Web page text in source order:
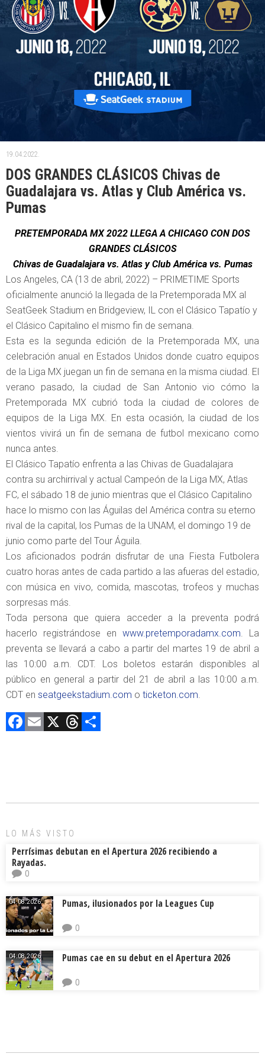
19.04.2022.
DOS GRANDES CLÁSICOS Chivas de
Guadalajara vs. Atlas y Club América vs.
Pumas
PRETEMPORADA MX 2022 LLEGA A CHICAGO CON DOS
GRANDES CLÁSICOS
Chivas de Guadalajara vs. Atlas y Club América vs. Pumas
Los Angeles, CA (13 de abril, 2022) – PRIMETIME Sports
oficialmente anunció la llegada de la Pretemporada MX al
SeatGeek Stadium en Bridgeview, IL con el Clásico Tapatío y
el Clásico Capitalino el mismo fin de semana.
Esta es la segunda edición de la Pretemporada MX, una
celebración anual en Estados Unidos donde cuatro equipos
de la Liga MX juegan un fin de semana en la misma ciudad. El
verano pasado, la ciudad de San Antonio vio cómo la
Pretemporada MX cubrió toda la ciudad de colores de
equipos de la Liga MX. En esta ocasión, la ciudad de los
vientos vivirá un fin de semana de futbol mexicano como
nunca antes.
El Clásico Tapatío enfrenta a las Chivas de Guadalajara
contra su archirrival y actual Campeón de la Liga MX, Atlas
FC, el sábado 18 de junio mientras que el Clásico Capitalino
hace lo mismo con las Águilas del América contra su eterno
rival de la capital, los Pumas de la UNAM, el domingo 19 de
junio como parte del Tour Águila.
Los aficionados podrán disfrutar de una Fiesta Futbolera
cuatro horas antes de cada partido a las afueras del estadio,
con música en vivo, comida, mascotas, trofeos y muchas
sorpresas más.
Toda persona que quiera acceder a la preventa podrá
hacerlo registrándose en www.pretemporadamx.com. La
preventa se llevará a cabo a partir del martes 19 de abril a
las 10:00 a.m. CDT. Los boletos estarán disponibles al
público en general a partir del 21 de abril a las 10:00 a.m.
CDT en seatgeekstadium.com o ticketon.com.
F
o
E X T
d ar
LO MÁS VISTO
Perrísimas debutan en el Apertura 2026 recibiendo a
Rayadas.
0
04.08.2026. Pumas, ilusionados por la Leagues Cup
0
04.08.2026. Pumas cae en su debut en el Apertura 2026
0